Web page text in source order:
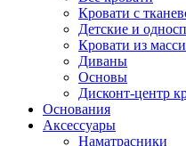
Кровати с
Детские и
Кровати из
Диваны
Основы
Дисконт-центр
Основания
Аксессуары
Наматрасники